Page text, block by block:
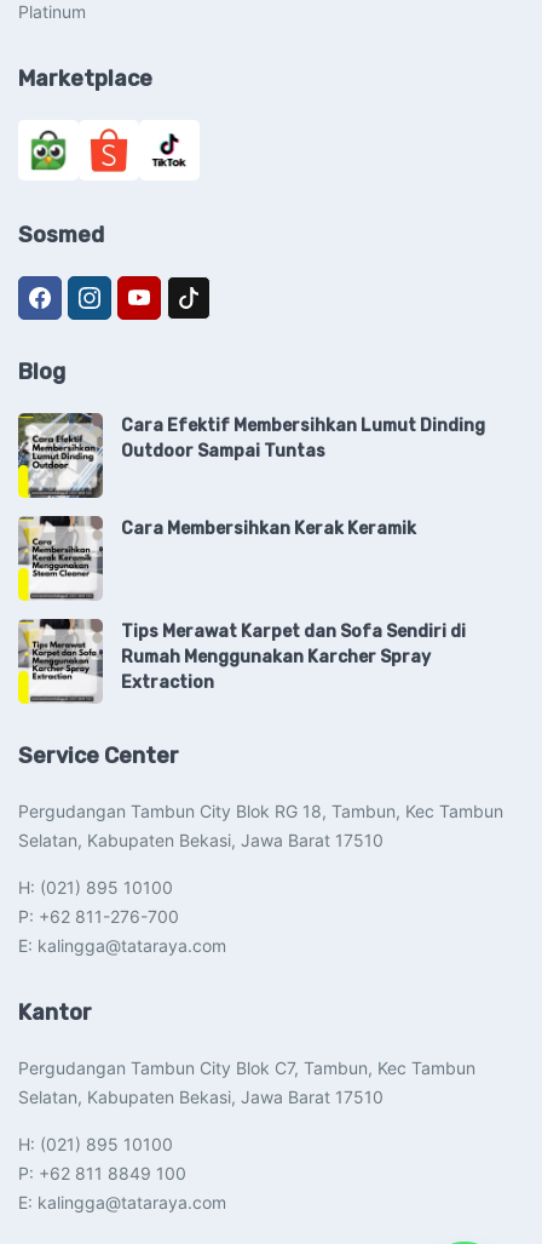
Platinum
Marketplace
Sosmed
Blog
Cara Efektif Membersihkan Lumut Dinding
Outdoor Sampai Tuntas
Cara Membersihkan Kerak Keramik
Tips Merawat Karpet dan Sofa Sendiri di
Rumah Menggunakan Karcher Spray
Extraction
Service Center
Pergudangan Tambun City Blok RG 18, Tambun, Kec Tambun
Selatan, Kabupaten Bekasi, Jawa Barat 17510​
H: (021) 895 10100
P: +62 811-276-700
E: kalingga@tataraya.com
Kantor
Pergudangan Tambun City Blok C7, Tambun, Kec Tambun
Selatan, Kabupaten Bekasi, Jawa Barat 17510​
H: (021) 895 10100
P: +62 811 8849 100
E: kalingga@tataraya.com